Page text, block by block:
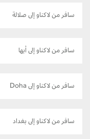
سافر من لاكناو إلى صلالة
سافر من لاكناو إلى أبها
سافر من لاكناو إلى Doha
سافر من لاكناو إلى بغداد